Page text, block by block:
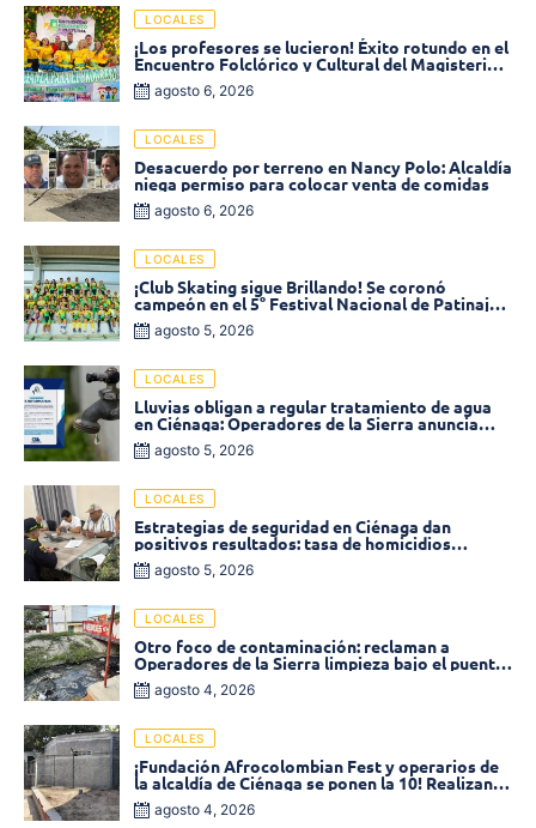
LOCALES
¡Los profesores se lucieron! Éxito rotundo en el
Encuentro Folclórico y Cultural del Magisterio
2026 en Ciénaga
agosto 6, 2026
LOCALES
Desacuerdo por terreno en Nancy Polo: Alcaldía
niega permiso para colocar venta de comidas
agosto 6, 2026
LOCALES
¡Club Skating sigue Brillando! Se coronó
campeón en el 5° Festival Nacional de Patinaje
«Soledad sobre Ruedas»
agosto 5, 2026
LOCALES
Lluvias obligan a regular tratamiento de agua
en Ciénaga: Operadores de la Sierra anuncia
baja presión en varios sectores
agosto 5, 2026
LOCALES
Estrategias de seguridad en Ciénaga dan
positivos resultados: tasa de homicidios
disminuyó un 58% en 2026
agosto 5, 2026
LOCALES
Otro foco de contaminación: reclaman a
Operadores de la Sierra limpieza bajo el puente
de la calle 19 con carrera 11
agosto 4, 2026
LOCALES
¡Fundación Afrocolombian Fest y operarios de
la alcaldía de Ciénaga se ponen la 10! Realizan
limpieza de la parte posterior del Coliseo
Monumental
agosto 4, 2026